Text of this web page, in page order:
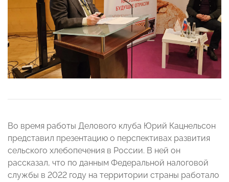
Во время работы Делового клуба Юрий Кацнельсон
представил презентацию о перспективах развития
сельского хлебопечения в России. В ней он
рассказал, что по данным Федеральной налоговой
службы в 2022 году на территории страны работало